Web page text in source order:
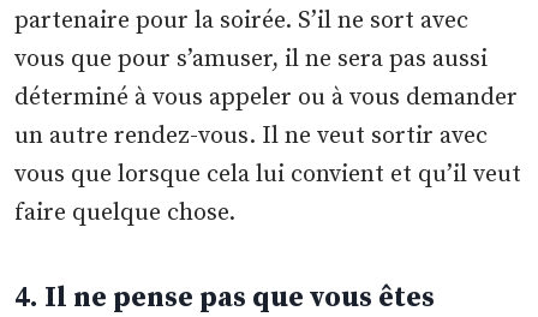
partenaire pour la soirée. S’il ne sort avec
vous que pour s’amuser, il ne sera pas aussi
déterminé à vous appeler ou à vous demander
un autre rendez-vous. Il ne veut sortir avec
vous que lorsque cela lui convient et qu’il veut
faire quelque chose.
4. Il ne pense pas que vous êtes